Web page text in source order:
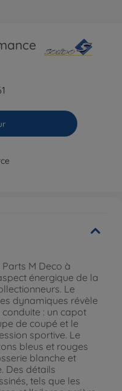
M Deco à
énergique de la
Le
dynamiques révèle
: un capot
de coupé et le
sportive. Le
bleus et rouges
blanche et
Des détails
tels que les